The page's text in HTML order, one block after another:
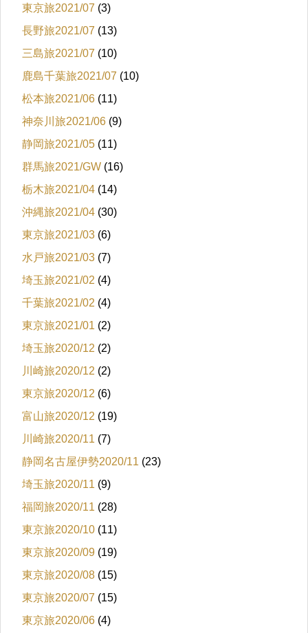
東京旅2021/07 (3)
長野旅2021/07 (13)
三島旅2021/07 (10)
鹿島千葉旅2021/07 (10)
松本旅2021/06 (11)
神奈川旅2021/06 (9)
静岡旅2021/05 (11)
群馬旅2021/GW (16)
栃木旅2021/04 (14)
沖縄旅2021/04 (30)
東京旅2021/03 (6)
水戸旅2021/03 (7)
埼玉旅2021/02 (4)
千葉旅2021/02 (4)
東京旅2021/01 (2)
埼玉旅2020/12 (2)
川崎旅2020/12 (2)
東京旅2020/12 (6)
富山旅2020/12 (19)
川崎旅2020/11 (7)
静岡名古屋伊勢2020/11 (23)
埼玉旅2020/11 (9)
福岡旅2020/11 (28)
東京旅2020/10 (11)
東京旅2020/09 (19)
東京旅2020/08 (15)
東京旅2020/07 (15)
東京旅2020/06 (4)